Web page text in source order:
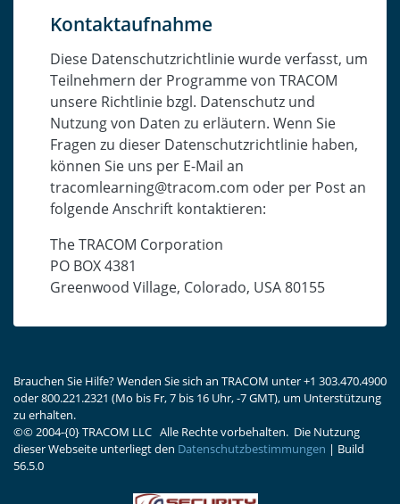
Kontaktaufnahme
Diese Datenschutzrichtlinie wurde verfasst, um
Teilnehmern der Programme von TRACOM
unsere Richtlinie bzgl. Datenschutz und
Nutzung von Daten zu erläutern. Wenn Sie
Fragen zu dieser Datenschutzrichtlinie haben,
können Sie uns per E-Mail an
tracomlearning@tracom.com oder per Post an
folgende Anschrift kontaktieren:
The TRACOM Corporation
PO BOX 4381
Greenwood Village, Colorado, USA 80155
Brauchen Sie Hilfe? Wenden Sie sich an TRACOM unter +1 303.470.4900
oder 800.221.2321 (Mo bis Fr, 7 bis 16 Uhr, -7 GMT), um Unterstützung
zu erhalten.
©© 2004-{0} TRACOM LLC Alle Rechte vorbehalten. Die Nutzung
dieser Webseite unterliegt den Datenschutzbestimmungen | Build
56.5.0